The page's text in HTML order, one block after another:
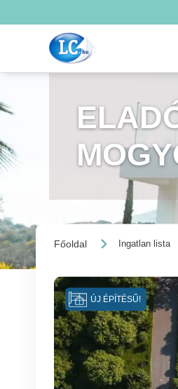
Főoldal Ingatlan lista
ÚJ ÉPÍTÉSŰ!